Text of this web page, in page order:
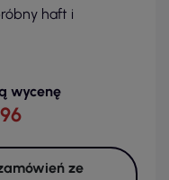
haft i
wycenę
ze